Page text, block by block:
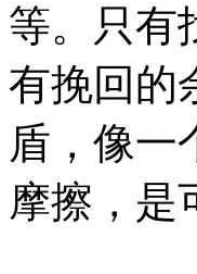
等。只有
有挽回的
盾，像一
摩擦，是